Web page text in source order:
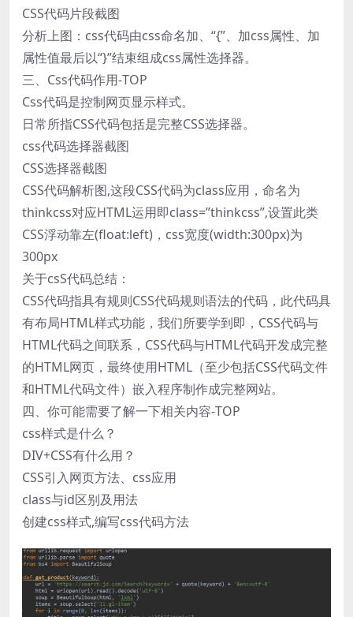
CSS代码片段截图
分析上图：css代码由css命名加、“{”、加css属性、加
属性值最后以“}”结束组成css属性选择器。
三、Css代码作用-TOP
Css代码是控制网页显示样式。
日常所指CSS代码包括是完整CSS选择器。
css代码选择器截图
CSS选择器截图
CSS代码解析图,这段CSS代码为class应用，命名为
thinkcss对应HTML运用即class=”thinkcss”,设置此类
CSS浮动靠左(float:left)，css宽度(width:300px)为
300px
关于csS代码总结：
CSS代码指具有规则CSS代码规则语法的代码，此代码具
有布局HTML样式功能，我们所要学到即，CSS代码与
HTML代码之间联系，CSS代码与HTML代码开发成完整
的HTML网页，最终使用HTML（至少包括CSS代码文件
和HTML代码文件）嵌入程序制作成完整网站。
四、你可能需要了解一下相关内容-TOP
css样式是什么？
DIV+CSS有什么用？
CSS引入网页方法、css应用
class与id区别及用法
创建css样式,编写css代码方法